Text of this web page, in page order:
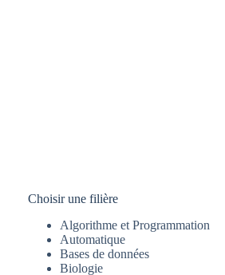
Choisir une filière
Algorithme et Programmation
Automatique
Bases de données
Biologie